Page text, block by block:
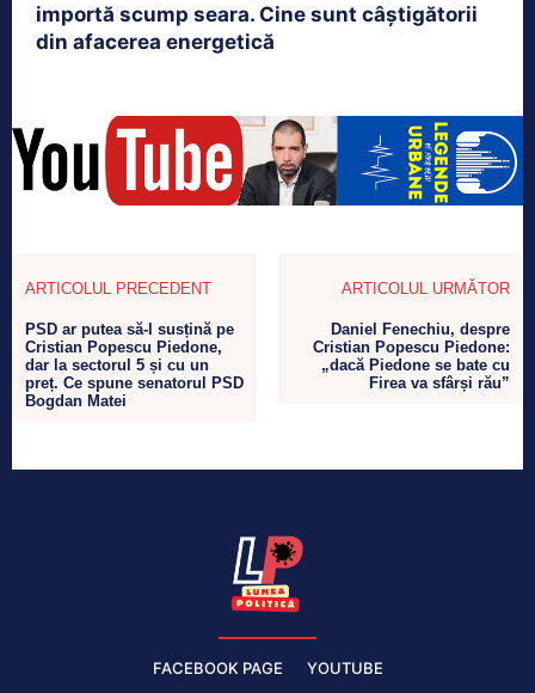
importă scump seara. Cine sunt câștigătorii
din afacerea energetică
ARTICOLUL PRECEDENT
PSD ar putea să-l susțină pe
Cristian Popescu Piedone,
dar la sectorul 5 și cu un
preț. Ce spune senatorul PSD
Bogdan Matei
ARTICOLUL URMĂTOR
Daniel Fenechiu, despre
Cristian Popescu Piedone:
„dacă Piedone se bate cu
Firea va sfârși rău”
FACEBOOK PAGE YOUTUBE